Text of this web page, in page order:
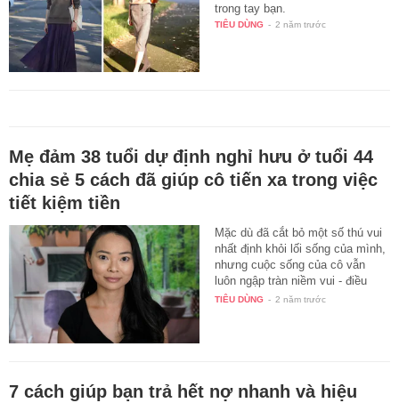
trong tay bạn.
TIÊU DÙNG - 2 năm trước
Mẹ đảm 38 tuổi dự định nghỉ hưu ở tuổi 44
chia sẻ 5 cách đã giúp cô tiến xa trong việc
tiết kiệm tiền
Mặc dù đã cắt bỏ một số thú vui
nhất định khỏi lối sống của mình,
nhưng cuộc sống của cô vẫn
luôn ngập tràn niềm vui - điều
mà…
TIÊU DÙNG - 2 năm trước
7 cách giúp bạn trả hết nợ nhanh và hiệu